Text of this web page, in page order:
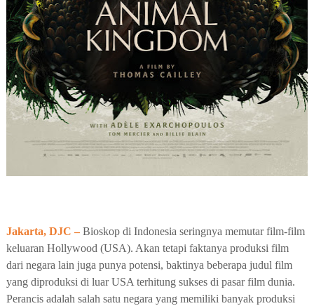
Jakarta, DJC – Bioskop di Indonesia seringnya memutar film-film
keluaran Hollywood (USA). Akan tetapi faktanya produksi film
dari negara lain juga punya potensi, baktinya beberapa judul film
yang diproduksi di luar USA terhitung sukses di pasar film dunia.
Perancis adalah salah satu negara yang memiliki banyak produksi